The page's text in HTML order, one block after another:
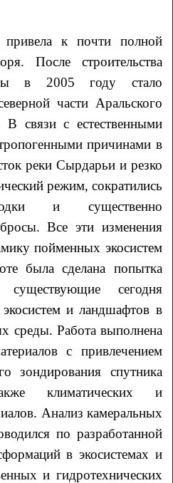
привела к почти полной
После строительства
в 2005 году стало
части Аральского
связи с естественными
причинами в
реки Сырдарьи и резко
режим, сократились
и существенно
Все эти изменения
пойменных экосистем
была сделана попытка
существующие сегодня
и ландшафтов в
среды. Работа выполнена
с привлечением
зондирования спутника
климатических и
Анализ камеральных
по разработанной
в экосистемах и
и гидротехнических